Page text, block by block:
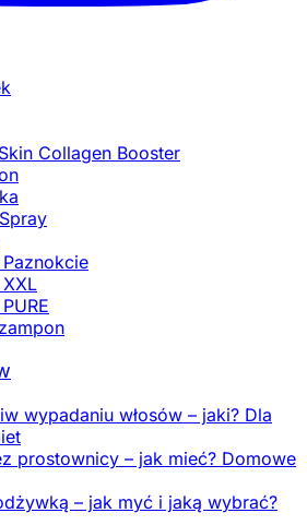
Collagen Booster
wypadaniu włosów – jaki? Dla
prostownicy – jak mieć? Domowe
– jak myć i jaką wybrać?